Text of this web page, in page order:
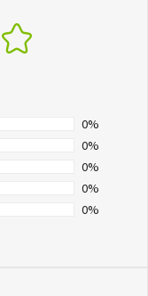
0%
0%
0%
0%
0%